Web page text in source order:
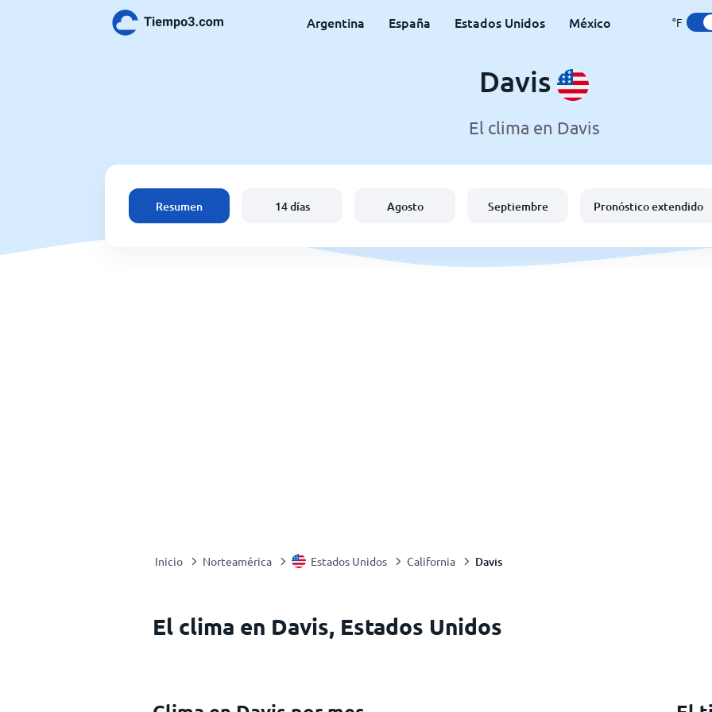
Argentina España Estados Unidos México °F
Davis
El clima en Davis
Resumen 14 días Agosto Septiembre Pronóstico extendido
Inicio Norteamérica Estados Unidos California Davis
El clima en Davis, Estados Unidos